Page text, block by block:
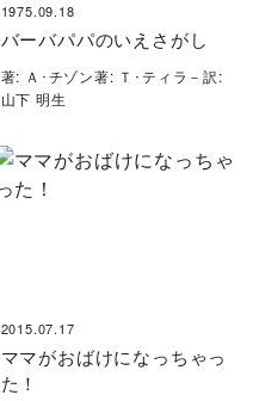
1975.09.18
バーバパパのいえさがし
著: Ａ･チゾン著: Ｔ･ティラ－訳:
山下 明生
2015.07.17
ママがおばけになっちゃっ
た！